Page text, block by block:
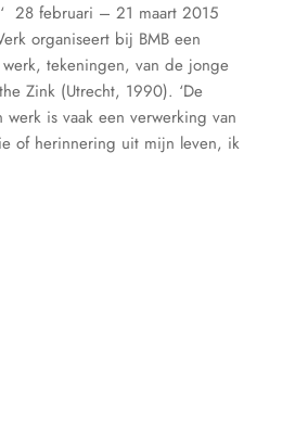
28 februari – 21 maart 2015
organiseert bij BMB een
tekeningen, van de jonge
Zink (Utrecht, 1990). ‘De
is vaak een verwerking van
of herinnering uit mijn leven, ik